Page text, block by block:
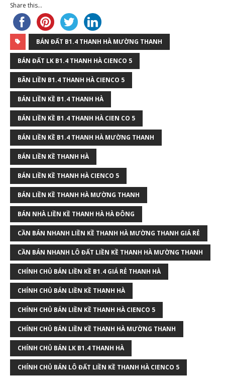
Share this...
BÁN ĐẤT B1.4 THANH HÀ MƯỜNG THANH
BÁN ĐẤT LK B1.4 THANH HÀ CIENCO 5
BÂN LIỀN B1.4 THANH HÀ CIENCO 5
BÁN LIỀN KỀ B1.4 THANH HÀ
BÁN LIỀN KỀ B1.4 THANH HÀ CIEN CO 5
BÁN LIỀN KỀ B1.4 THANH HÀ MƯỜNG THANH
BÁN LIỀN KỀ THANH HÀ
BÁN LIỀN KỀ THANH HÀ CIENCO 5
BÁN LIỀN KỀ THANH HÀ MƯỜNG THANH
BÁN NHÀ LIỀN KỀ THANH HÀ HÀ ĐÔNG
CẦN BÁN NHANH LIỀN KỀ THANH HÀ MƯỜNG THANH GIÁ RẺ
CẦN BÁN NHANH LÔ ĐẤT LIỀN KỀ THANH HÀ MƯỜNG THANH
CHÍNH CHỦ BÁN LIỀN KỀ B1.4 GIÁ RẺ THANH HÀ
CHÍNH CHỦ BÁN LIỀN KỀ THANH HÀ
CHÍNH CHỦ BÁN LIỀN KỀ THANH HÀ CIENCO 5
CHÍNH CHỦ BÁN LIỀN KỀ THANH HÀ MƯỜNG THANH
CHÍNH CHỦ BÁN LK B1.4 THANH HÀ
CHÍNH CHỦ BÁN LÔ ĐẤT LIỀN KỀ THANH HÀ CIENCO 5